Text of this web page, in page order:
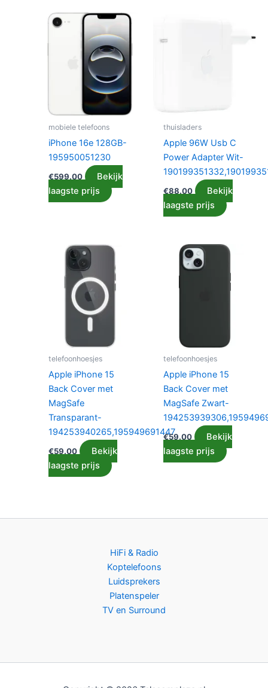
mobiele telefoons
iPhone 16e 128GB-
195950051230
€599.00
Bekijk
laagste prijs
thuisladers
Apple 96W Usb C
Power Adapter Wit-
€88.00
Bekijk
laagste prijs
telefoonhoesjes
Apple iPhone 15
Back Cover met
MagSafe
Transparant-
194253940265,195949691447
€59.00
Bekijk
laagste prijs
telefoonhoesjes
Apple iPhone 15
Back Cover met
MagSafe Zwart-
€59.00
Bekijk
laagste prijs
HiFi & Radio
Koptelefoons
Luidsprekers
Platenspeler
TV en Surround